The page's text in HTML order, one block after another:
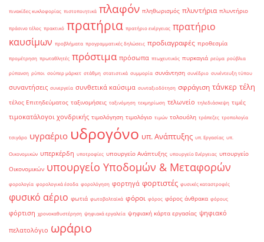
πινακίδες κυκλοφορίας πιστοποιητικά πλαφόν πληθωρισμός πλυντήρια πλυντήριο
πράσινο τέλος πρακτικό πρατήρια πρατήριο ενέργειας πρατήριο
καυσίμων προβλήματα προγραμματικές δηλώσεις προδιαγραφές προθεσμία
προμέτρηση πρωταθλητές πρόστιμα πρόσωπα πτωχευτικός πυρκαγιά ρεύμα ρούβλια
ρύπανση ρύποι σούπερ μάρκετ στάθμη στατιστικά συμμορία συνάντηση συνέδριο συνέντευξη τύπου
συναντήσεις συνεργεία συνθετικά καύσιμα συνταξιοδότηση σφράγιση τάνκερ τέλη
τέλος Επιτηδεύματος ταξινομήσεις ταξινόμηση τεκμηρίωση τελωνείο τηλεδιάσκεψη τιμές
τιμοκατάλογοι χονδρικής τιμολόγηση τιμολόγιο τιμών τολουόλη τράπεζες τροπολογία
τσιγάρο υγραέριο υδρογόνο υπ. Ανάπτυξης υπ. Εργασίας υπ.
Οικονομικών υπερκέρδη υποτροφίες υπουργείο Ανάπτυξης υπουργείο Ενέργειας υπουργείο
Οικονομικών υπουργείο Υποδομών & Μεταφορών
φορολογία φορολογικά έσοδα φορολόγηση φορτηγά φορτιστές φυσικές καταστροφές
φυσικό αέριο φωτιά φωτοβολταϊκά φόροι φόρος φόρος άνθρακα φόρους
φόρτιση χρονοκαθυστέρηση ψηφιακά εργαλεία ψηφιακή κάρτα εργασίας ψηφιακό
πελατολόγιο ωράριο